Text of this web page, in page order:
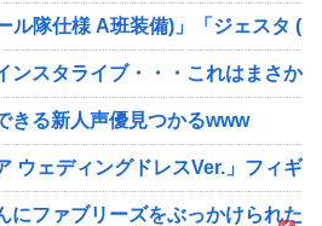
ル隊仕様 A班装備)」「ジェスタ (
ンスタライブ・・・これはまさか
きる新人声優見つかるwww
ウェディングドレスVer.」フィギ
にファブリーズをぶっかけられ